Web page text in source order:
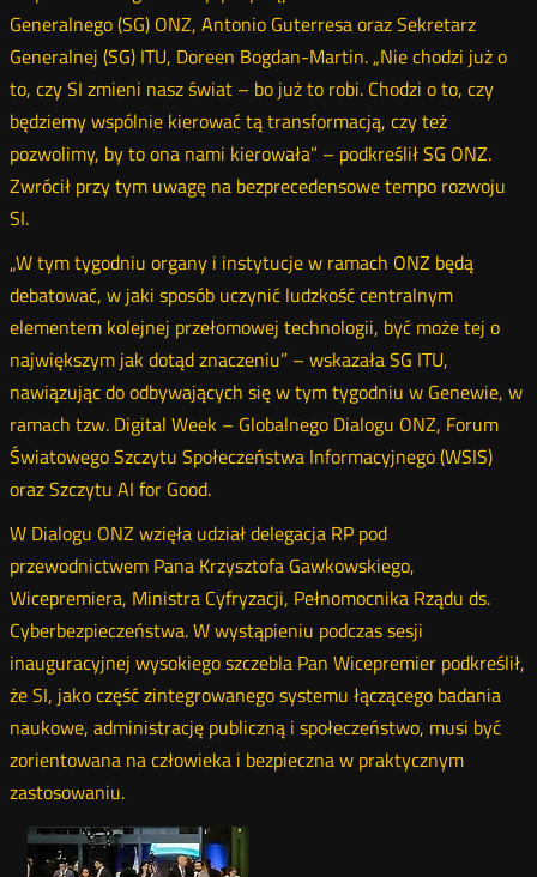
Generalnego (SG) ONZ, Antonio Guterresa oraz Sekretarz
Generalnej (SG) ITU, Doreen Bogdan-Martin. „Nie chodzi już o
to, czy SI zmieni nasz świat – bo już to robi. Chodzi o to, czy
będziemy wspólnie kierować tą transformacją, czy też
pozwolimy, by to ona nami kierowała” – podkreślił SG ONZ.
Zwrócił przy tym uwagę na bezprecedensowe tempo rozwoju
SI.
„W tym tygodniu organy i instytucje w ramach ONZ będą
debatować, w jaki sposób uczynić ludzkość centralnym
elementem kolejnej przełomowej technologii, być może tej o
największym jak dotąd znaczeniu” – wskazała SG ITU,
nawiązując do odbywających się w tym tygodniu w Genewie, w
ramach tzw. Digital Week – Globalnego Dialogu ONZ, Forum
Światowego Szczytu Społeczeństwa Informacyjnego (WSIS)
oraz Szczytu AI for Good.
W Dialogu ONZ wzięła udział delegacja RP pod
przewodnictwem Pana Krzysztofa Gawkowskiego,
Wicepremiera, Ministra Cyfryzacji, Pełnomocnika Rządu ds.
Cyberbezpieczeństwa. W wystąpieniu podczas sesji
inauguracyjnej wysokiego szczebla Pan Wicepremier podkreślił,
że SI, jako część zintegrowanego systemu łączącego badania
naukowe, administrację publiczną i społeczeństwo, musi być
zorientowana na człowieka i bezpieczna w praktycznym
zastosowaniu.